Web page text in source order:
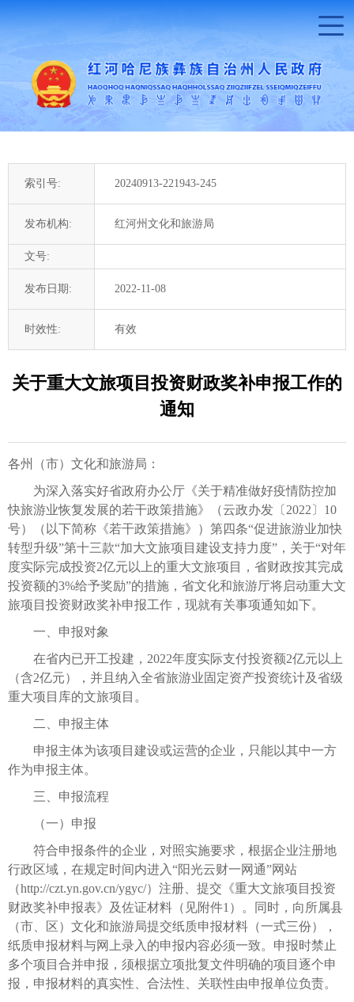
索引号: 20240913-221943-245
发布机构: 红河州文化和旅游局
文号:
发布日期: 2022-11-08
时效性: 有效
关于重大文旅项目投资财政奖补申报工作的
通知
各州（市）文化和旅游局：
为深入落实好省政府办公厅《关于精准做好疫情防控加
快旅游业恢复发展的若干政策措施》（云政办发〔2022〕10
号）（以下简称《若干政策措施》）第四条“促进旅游业加快
转型升级”第十三款“加大文旅项目建设支持力度”，关于“对年
度实际完成投资2亿元以上的重大文旅项目，省财政按其完成
投资额的3%给予奖励”的措施，省文化和旅游厅将启动重大文
旅项目投资财政奖补申报工作，现就有关事项通知如下。
一、申报对象
在省内已开工投建，2022年度实际支付投资额2亿元以上
（含2亿元），并且纳入全省旅游业固定资产投资统计及省级
重大项目库的文旅项目。
二、申报主体
申报主体为该项目建设或运营的企业，只能以其中一方
作为申报主体。
三、申报流程
（一）申报
符合申报条件的企业，对照实施要求，根据企业注册地
行政区域，在规定时间内进入“阳光云财一网通”网站
（http://czt.yn.gov.cn/ygyc/）注册、提交《重大文旅项目投资
财政奖补申报表》及佐证材料（见附件1）。同时，向所属县
（市、区）文化和旅游局提交纸质申报材料（一式三份），
纸质申报材料与网上录入的申报内容必须一致。申报时禁止
多个项目合并申报，须根据立项批复文件明确的项目逐个申
报，申报材料的真实性、合法性、关联性由申报单位负责。